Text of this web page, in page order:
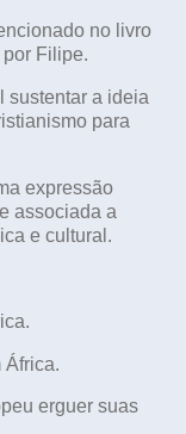
no livro
Filipe.
sustentar a ideia
para
expressão
associada a
e cultural.
África.
erguer suas